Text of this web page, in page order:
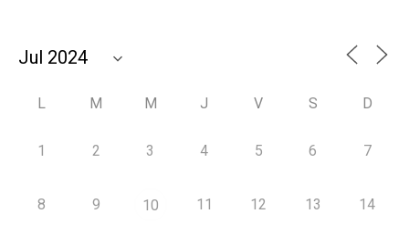
L M M J V S D
1 2 3 4 5 6 7
8 9 10 11 12 13 14